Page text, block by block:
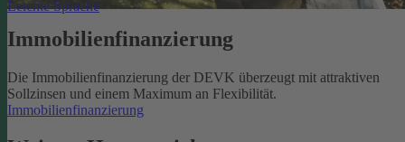
Leichte Sprache
Immobilienfinanzierung
Die Immobilienfinanzierung der DEVK überzeugt mit attraktiven
Sollzinsen und einem Maximum an Flexibilität.
Immobilienfinanzierung